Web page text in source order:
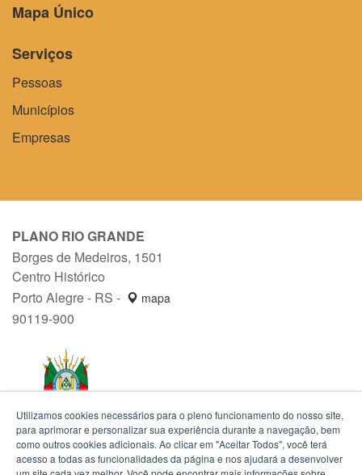
Mapa Único
Serviços
Pessoas
Municípios
Empresas
PLANO RIO GRANDE
Borges de Medeiros, 1501
Centro Histórico
Porto Alegre - RS -
mapa
90119-900
Utilizamos cookies necessários para o pleno funcionamento do nosso site,
para aprimorar e personalizar sua experiência durante a navegação, bem
como outros cookies adicionais. Ao clicar em "Aceitar Todos", você terá
acesso a todas as funcionalidades da página e nos ajudará a desenvolver